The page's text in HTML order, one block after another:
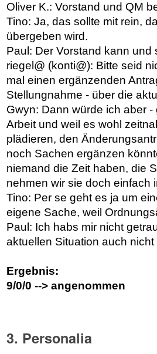
Oliver K.: Vorstand und QM
Tino: Ja, das sollte mit rein,
übergeben wird.
Paul: Der Vorstand kann und
riegel@ (konti@): Bitte seid
mal einen ergänzenden
Stellungnahme - über die
Gwyn: Dann würde ich aber
Arbeit und weil es wohl
plädieren, den
noch Sachen ergänzen
niemand die Zeit haben, die
nehmen wir sie doch einfach
Tino: Per se geht es ja um
eigene Sache, weil
Paul: Ich habs mir nicht
aktuellen Situation auch
Ergebnis:
9/0/0 --> angenommen
3. Personalia